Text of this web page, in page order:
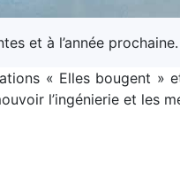
et à l’année prochaine.
« Elles bougent »
l’ingénierie et les